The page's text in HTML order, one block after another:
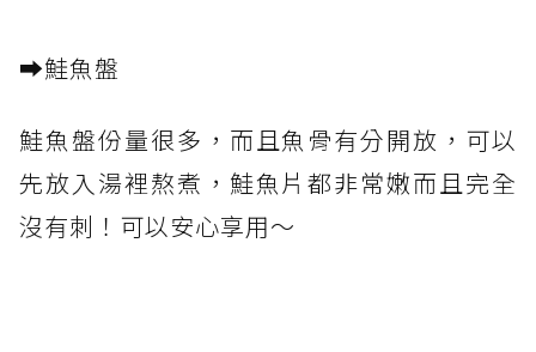
➡️鮭魚盤
鮭魚盤份量很多，而且魚骨有分開放，可以
先放入湯裡熬煮，鮭魚片都非常嫩而且完全
沒有刺！可以安心享用～